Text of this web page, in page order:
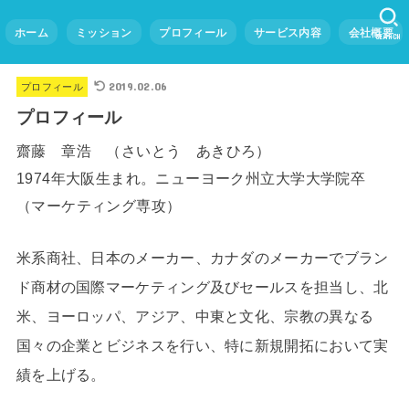
ホーム ミッション プロフィール サービス内容 会社概要
SEARCH
プロフィール 2019.02.06
プロフィール
齋藤 章浩 （さいとう あきひろ）
1974年大阪生まれ。ニューヨーク州立大学大学院卒
（マーケティング専攻）
米系商社、日本のメーカー、カナダのメーカーでブラン
ド商材の国際マーケティング及びセールスを担当し、北
米、ヨーロッパ、アジア、中東と文化、宗教の異なる
国々の企業とビジネスを行い、特に新規開拓において実
績を上げる。